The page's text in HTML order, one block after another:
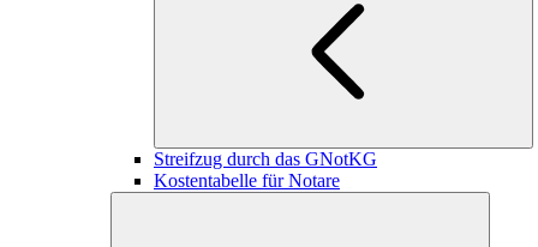
Streifzug durch das GNotKG
Kostentabelle für Notare